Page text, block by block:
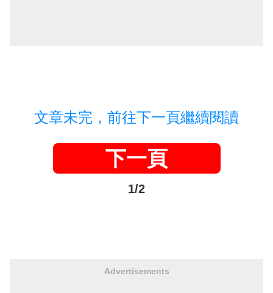
文章未完，前往下一頁繼續閱讀
下一頁
1/2
Advertisements